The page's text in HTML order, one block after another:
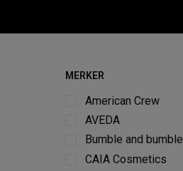
MERKER
American Crew
AVEDA
Bumble and bumble
CAIA Cosmetics